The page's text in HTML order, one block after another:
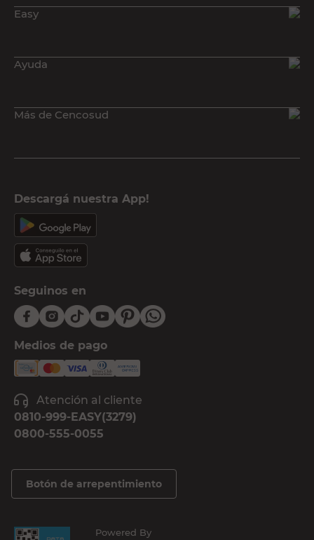
Easy
Ayuda
Más de Cencosud
Descargá nuestra App!
Seguinos en
Medios de pago
Atención al cliente
0810-999-EASY(3279)
0800-555-0055
Botón de arrepentimiento
Powered By